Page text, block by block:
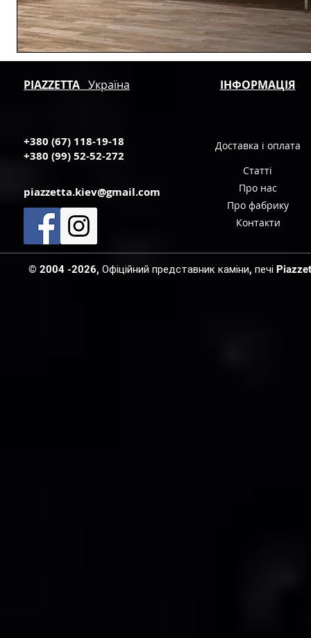
PIAZZETTA Україна ІНФОРМАЦІЯ
+380 (67) 118-19-18
+380 (99) 52-52-272
Доставка і оплата
Статті
piazzetta.kiev@gmail.com
Про нас
Про фабрику
Контакти
© 2004 -2026, Офіційний представник каміни, печі